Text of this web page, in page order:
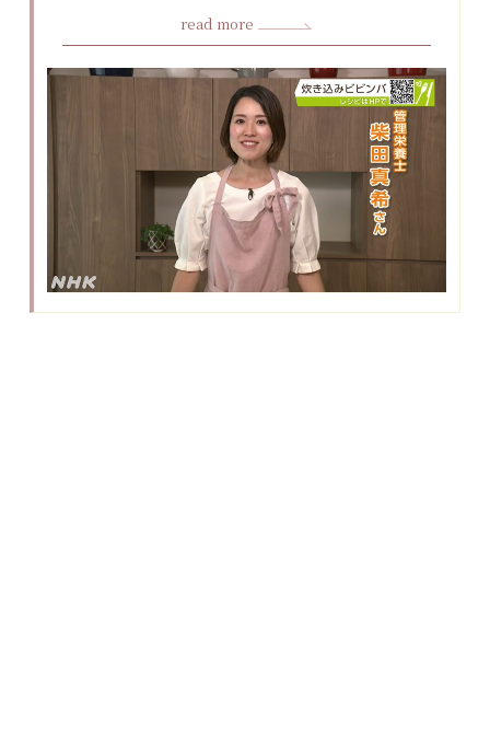
read more